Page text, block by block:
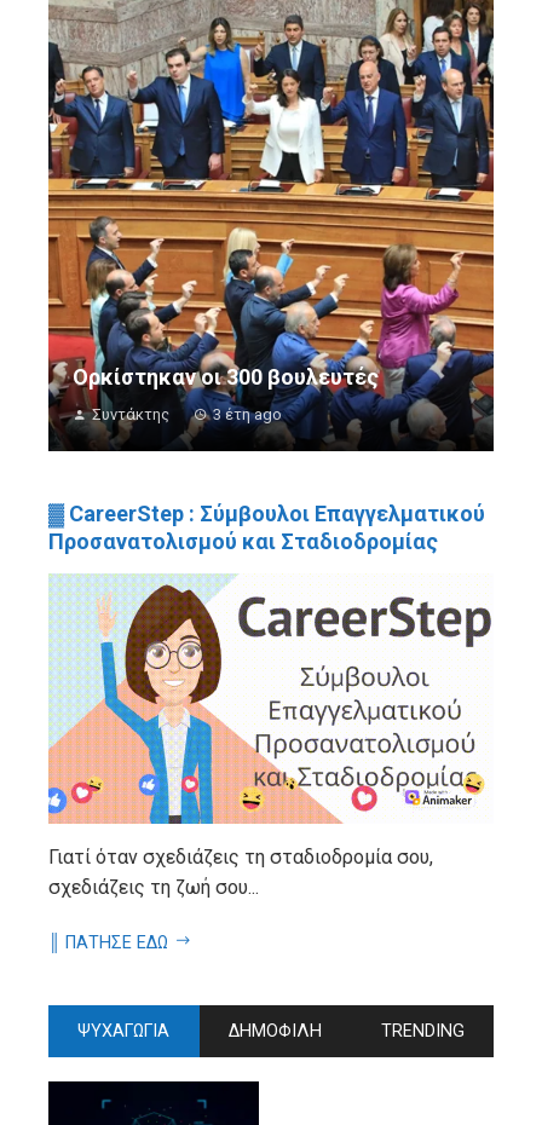
Ορκίστηκαν οι 300 βουλευτές
Συντάκτης 3 έτη ago
▓ CareerStep : Σύμβουλοι Επαγγελματικού
Προσανατολισμού και Σταδιοδρομίας
Γιατί όταν σχεδιάζεις τη σταδιοδρομία σου,
σχεδιάζεις τη ζωή σου...
║ ΠΑΤΗΣΕ ΕΔΩ
ΨΥΧΑΓΩΓΙΑ ΔΗΜΟΦΙΛΗ TRENDING